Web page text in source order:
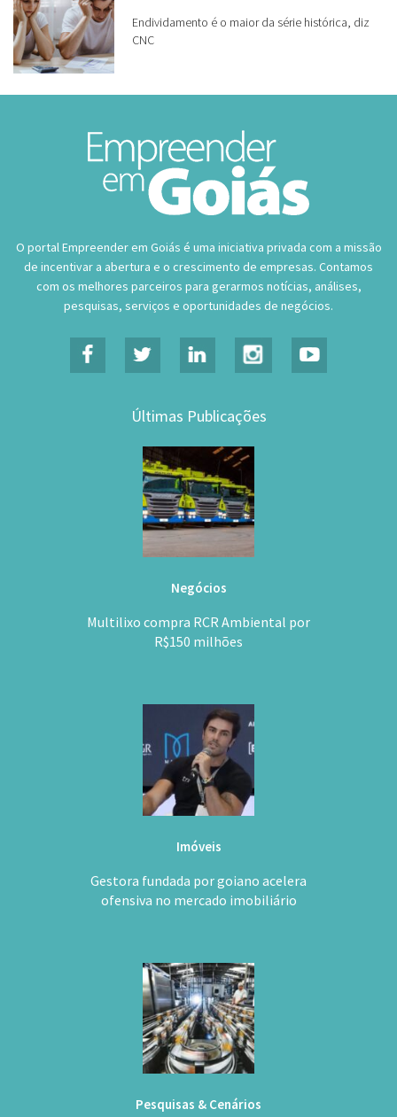
Endividamento é o maior da série histórica, diz
CNC
O portal Empreender em Goiás é uma iniciativa privada com a missão
de incentivar a abertura e o crescimento de empresas. Contamos
com os melhores parceiros para gerarmos notícias, análises,
pesquisas, serviços e oportunidades de negócios.
Últimas Publicações
Negócios
Multilixo compra RCR Ambiental por
R$150 milhões
Imóveis
Gestora fundada por goiano acelera
ofensiva no mercado imobiliário
Pesquisas & Cenários